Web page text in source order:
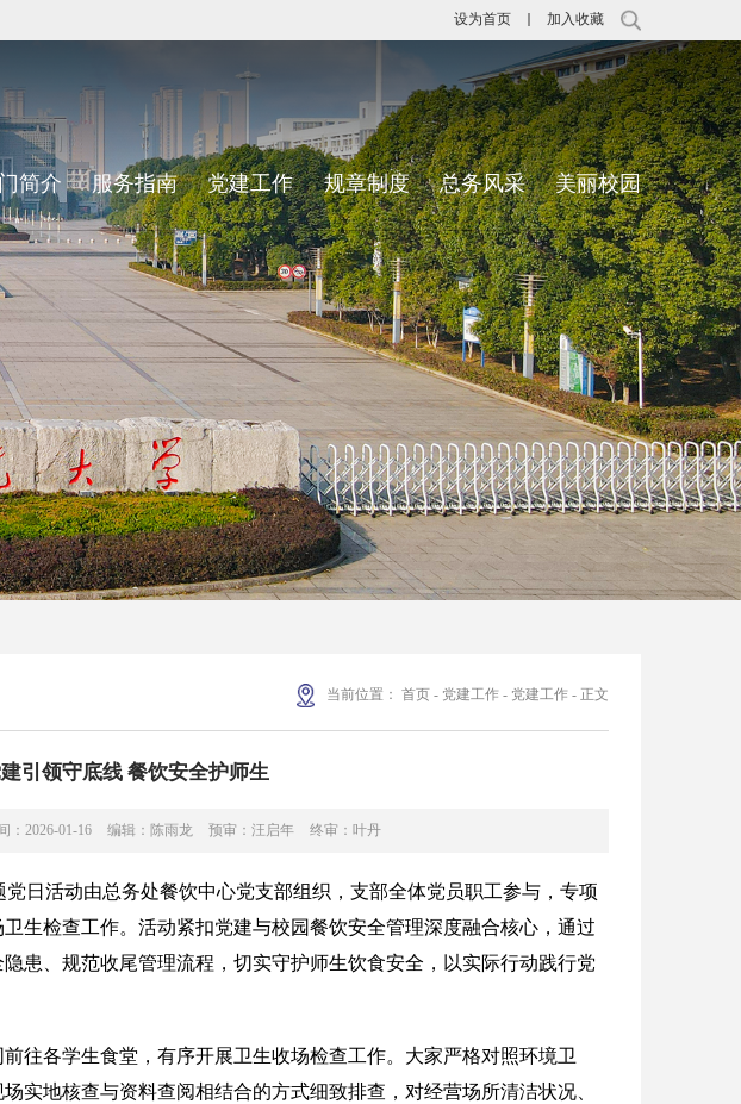
设为首页 加入收藏
简介 服务指南 党建工作 规章制度 总务风采 美丽校园
当前位置： 首页 - 党建工作 - 党建工作 - 正文
引领守底线 餐饮安全护师生
：2026-01-16 编辑：陈雨龙 预审：汪启年 终审：叶丹
日活动由总务处餐饮中心党支部组织，支部全体党员职工参与，专项
生检查工作。活动紧扣党建与校园餐饮安全管理深度融合核心，通过
患、规范收尾管理流程，切实守护师生饮食安全，以实际行动践行党
往各学生食堂，有序开展卫生收场检查工作。大家严格对照环境卫
实地核查与资料查阅相结合的方式细致排查，对经营场所清洁状况、